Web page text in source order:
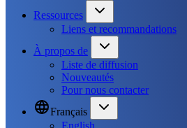
Ressources
Liens et recommandations
À propos de
Liste de diffusion
Nouveautés
Pour nous contacter
Français
English